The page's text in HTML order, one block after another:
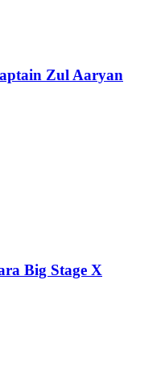
Zul Aaryan
Big Stage X